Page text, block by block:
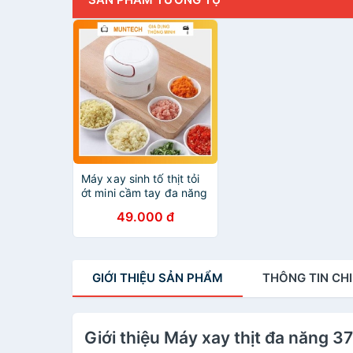
Máy xay sinh tố thịt tỏi
ớt mini cầm tay đa năng
bền chống nước
MUNTECH MX02
49.000 đ
GIỚI THIỆU SẢN PHẨM THÔNG TIN
Giới thiệu Máy xay thịt đa năng